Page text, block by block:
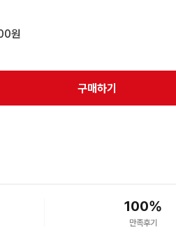
원
구매하기
100%
만족후기